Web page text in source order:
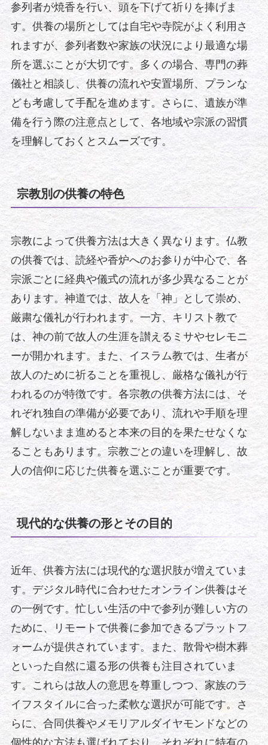
参列者が焼香を行い、頭を下げて祈りを捧げま
す。供養の場所としては自宅や寺院がよく利用さ
れますが、参列者数や家族の状況により最適な場
所を選ぶことが大切です。多くの場合、専門の葬
儀社と相談し、供養の流れや安置場所、プランな
ども考慮して手配を進めます。さらに、遺族が準
備を行う際の注意点として、各地域や宗派の習慣
を理解しておくとスムーズです。
宗教別の供養の特色
宗教によって供養方法は大きく異なります。仏教
の供養では、読経や香炉へのお参りが中心で、各
宗派ごとに経典や儀式の流れが多少異なることが
あります。神道では、故人を「神」として崇め、
厳粛な儀礼が行われます。一方、キリスト教で
は、神の前で故人の生涯を讃えるミサやセレモニ
ーが開かれます。また、イスラム教では、生者が
故人のために祈ることを重視し、厳格な儀礼が行
われるのが特徴です。各宗教の供養方法には、そ
れぞれ独自の準備が必要であり、流れや手順を理
解しないまま進めると本来の目的を果たせなくな
ることもあります。宗教ごとの違いを理解し、故
人の信仰に応じた供養を選ぶことが重要です。
現代的な供養の形とその目的
近年、供養方法には現代的な選択肢が増えていま
す。デジタル時代に合わせたオンライン供養はそ
の一例です。忙しい生活の中で参列が難しい方の
ために、リモートで供養に参加できるプラットフ
ォームが提供されています。また、散骨や樹木葬
といった自然に還る形の供養も注目されていま
す。これらは故人の意思を尊重しつつ、家族のラ
イフスタイルに合った柔軟な選択が可能です。さ
らに、合同供養やメモリアルダイヤモンドなどの